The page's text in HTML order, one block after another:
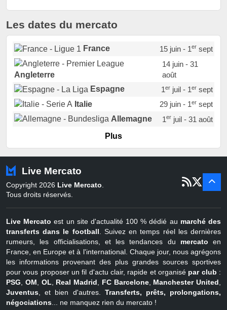
Les dates du mercato
France 15 juin - 1ersept
Angleterre
14 juin - 31
août
Espagne
1erjuil - 1ersept
Italie
29 juin - 1ersept
Allemagne
1erjuil - 31 août
Portugal
Pays-Bas
22 juin - 2 sept
Belgique
juil - 31
Plus
Live Mercato
Copyright 2026 Live Mercato
Tous droits réservés.
Live Mercato est un site d'actualité 100 % dédié au marché des
transferts dans le football . Suivez en temps réel les dernières
rumeurs, les officialisations, et les tendances du mercato en
France, en Europe et à l'international. Chaque jour, nous agrégons
les informations provenant des plus grandes sources sportives
pour vous proposer un fil d'actu clair, rapide et organisé par club :
PSG
OM OL Real Madrid FC Barcelone, Manchester United
Juventus , et bien d'autres. Transferts, prêts, prolongations,
négociations ... ne manquez rien du mercato !